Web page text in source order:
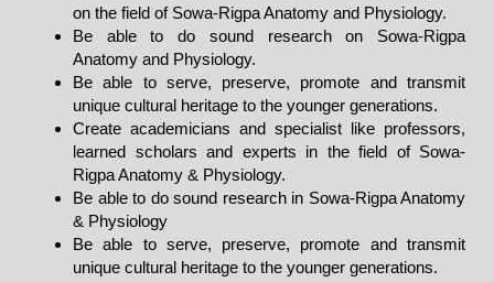
on the field of Sowa-Rigpa Anatomy and Physiology.
Be able to do sound research on Sowa-Rigpa
Anatomy and Physiology.
Be able to serve, preserve, promote and transmit
unique cultural heritage to the younger generations.
Create academicians and specialist like professors,
learned scholars and experts in the field of Sowa-
Rigpa Anatomy & Physiology.
Be able to do sound research in Sowa-Rigpa Anatomy
& Physiology
Be able to serve, preserve, promote and transmit
unique cultural heritage to the younger generations.